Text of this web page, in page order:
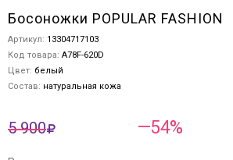
Босоножки POPULAR FASHION
Артикул: 13304717103
Код товара: A78F-620D
Цвет: белый
Состав: натуральная кожа
5 900 —54%